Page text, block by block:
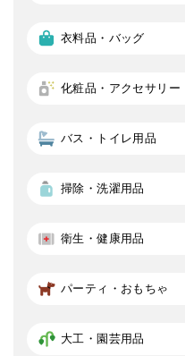
衣料品・バッグ
化粧品・アクセサリー
バス・トイレ用品
掃除・洗濯用品
衛生・健康用品
パーティ・おもちゃ
大工・園芸用品